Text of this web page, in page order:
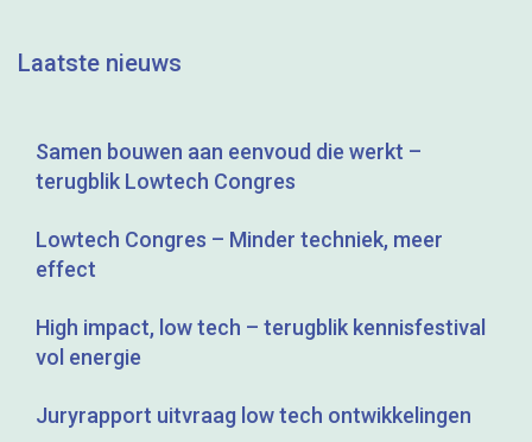
Laatste nieuws
Samen bouwen aan eenvoud die werkt –
terugblik Lowtech Congres
Lowtech Congres – Minder techniek, meer
effect
High impact, low tech – terugblik kennisfestival
vol energie
Juryrapport uitvraag low tech ontwikkelingen